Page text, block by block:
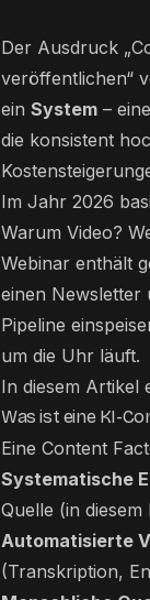
Der Ausdruck
veröffentlichen“
ein System –
die konsistent
Im Jahr 2026
Warum Video?
Webinar enthält
einen Newsletter
Pipeline
um die Uhr läuft.
In diesem Artikel
Was ist eine KI-
Eine Content
Systematische
Quelle (in diesem
Automatisierte
(Transkription,